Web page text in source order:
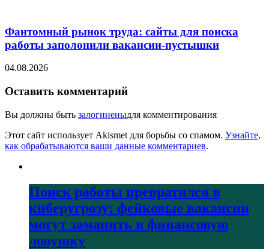
Фантомный рынок труда: сайты для поиска
работы заполонили вакансии-пустышки
04.08.2026
Оставить комментарий
Вы должны быть залогиненыдля комментирования
Этот сайт использует Akismet для борьбы со спамом. Узнайте,
как обрабатываются ваши данные комментариев.
Поиск работы превратился в
киберугрозу: фейковые вакансии
могут заманить в финансовую
ловушку